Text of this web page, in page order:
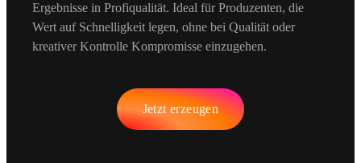
Ergebnisse in Profiqualität. Ideal für Produzenten, die
Wert auf Schnelligkeit legen, ohne bei Qualität oder
kreativer Kontrolle Kompromisse einzugehen.
Jetzt erzeugen